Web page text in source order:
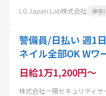
LG Japan Lab株式会社 神奈
警備員/日払い 週1
ネイル全部OK Wワ
日給1万1,200円～
株式会社一陽セキュリティサ